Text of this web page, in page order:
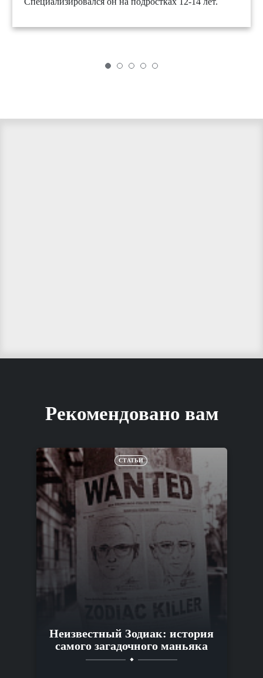
Рекомендовано вам
СТАТЬИ
Неизвестный Зодиак: история
самого загадочного маньяка